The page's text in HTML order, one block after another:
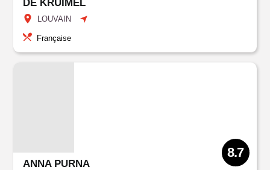
DE KRUIMEL
LOUVAIN
Française
ANNA PURNA
8.7